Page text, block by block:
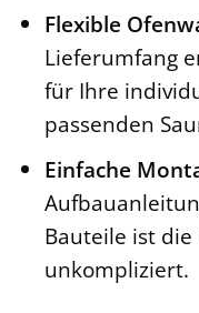
Flexible
Lieferumfang
für Ihre
passenden
Einfache
Bauteile ist die
unkompliziert.